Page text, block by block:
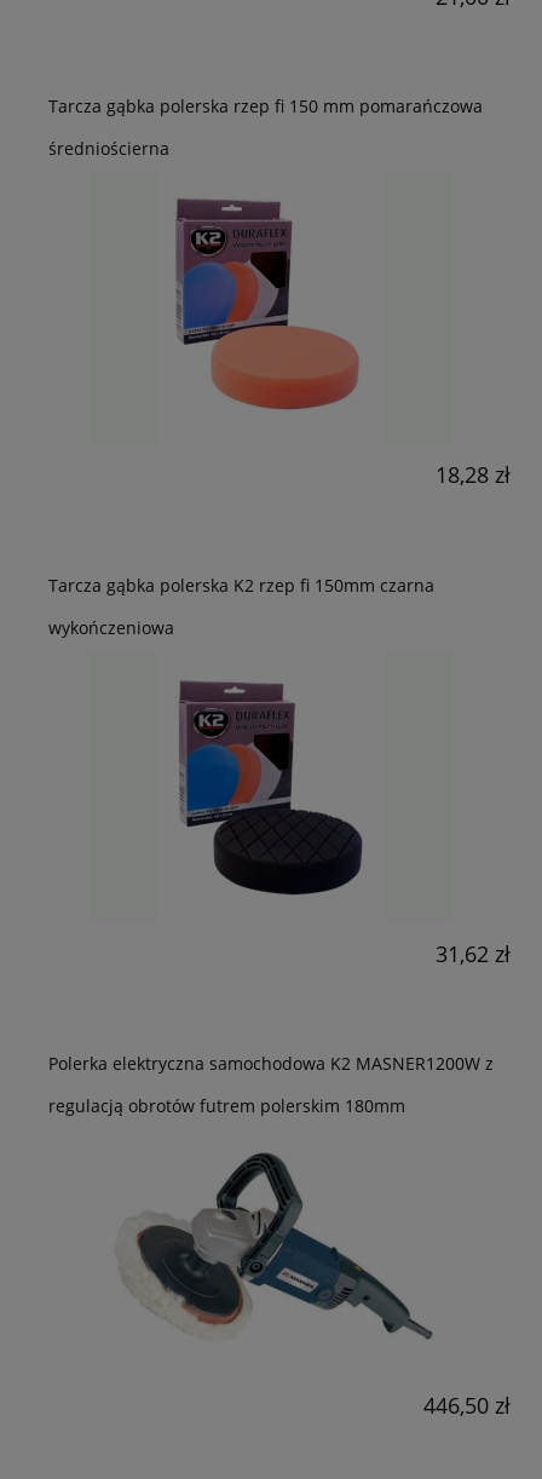
Tarcza gąbka polerska rzep fi 150 mm pomarańczowa
średniościerna
18,28 zł
Tarcza gąbka polerska K2 rzep fi 150mm czarna
wykończeniowa
31,62 zł
Polerka elektryczna samochodowa K2 MASNER1200W z
regulacją obrotów futrem polerskim 180mm
446,50 zł